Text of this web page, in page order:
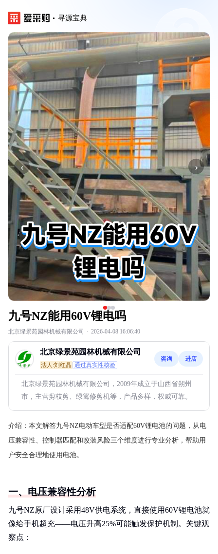
寻源宝典
‹ ›
九号NZ能用60V锂电吗
北京绿景苑园林机械有限公司 · 2026-04-08 16:06:40
北京绿景苑园林机械有限公司
法人:刘红晶 通过真实性核验
咨询 进店
北京绿景苑园林机械有限公司，2009年成立于山西省朔州
市，主营剪枝剪、绿篱修剪机等，产品多样，权威可靠。
介绍： 本文解答九号NZ电动车型是否适配60V锂电池的问题，从电
压兼容性、控制器匹配和改装风险三个维度进行专业分析，帮助用
户安全合理地使用电池。
一、电压兼容性分析
九号NZ原厂设计采用48V供电系统，直接使用60V锂电池就
像给手机超充——电压升高25%可能触发保护机制。关键观
察点：